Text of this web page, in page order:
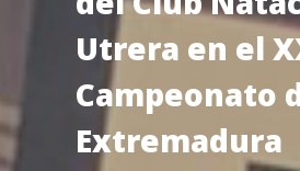
Utrera en el
Campeonato
Extremadura